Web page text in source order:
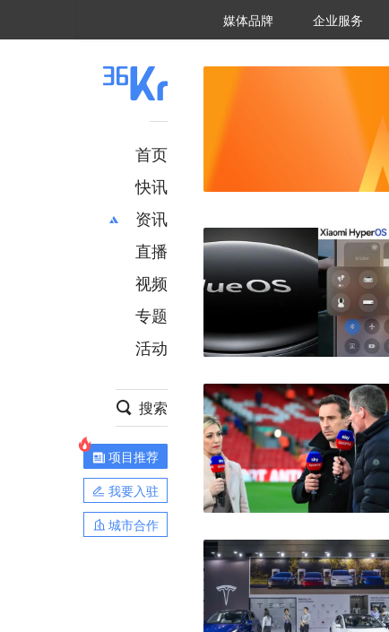
媒体品牌 36Kr研究院
企业服务
首页
快讯
资讯
推荐
财经
项目推荐
安徽
直播
视频
专题
活动
搜索
项目推荐
我要入驻
城市合作